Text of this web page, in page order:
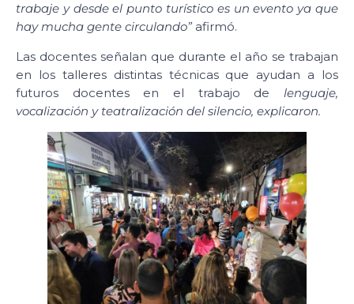
trabaje y desde el punto turístico es un evento ya que
hay mucha gente circulando”afirmó.
Las docentes señalan que durante el año se trabajan
en los talleres distintas técnicas que ayudan a los
futuros docentes en el trabajo de lenguaje,
vocalización y teatralización del silencio, explicaron.